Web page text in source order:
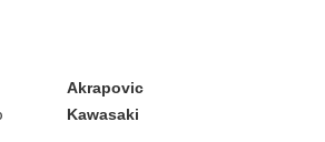
Akrapovic
Kawasaki